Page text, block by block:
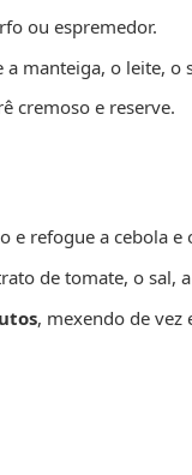
ou espremedor.
manteiga, o leite, o
cremoso e reserve.
e refogue a cebola
de tomate, o sal,
, mexendo de vez